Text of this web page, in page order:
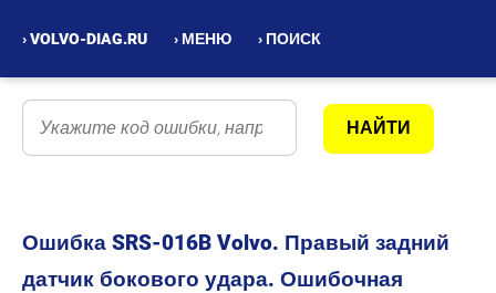
› VOLVO-DIAG.RU › МЕНЮ › ПОИСК
Ошибка SRS-016B Volvo. Правый задний
датчик бокового удара. Ошибочная